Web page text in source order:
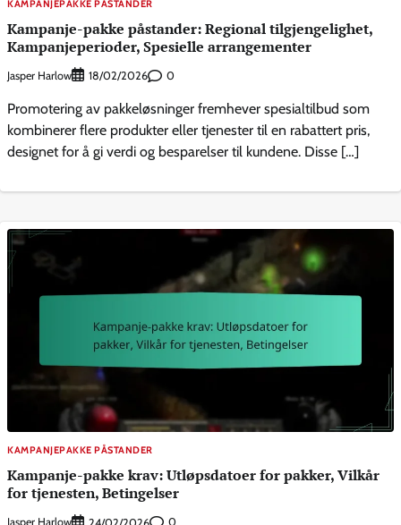
KAMPANJEPAKKE PÅSTANDER
Kampanje-pakke påstander: Regional tilgjengelighet,
Kampanjeperioder, Spesielle arrangementer
Jasper Harlow 18/02/2026 0
Promotering av pakkeløsninger fremhever spesialtilbud som
kombinerer flere produkter eller tjenester til en rabattert pris,
designet for å gi verdi og besparelser til kundene. Disse […]
KAMPANJEPAKKE PÅSTANDER
Kampanje-pakke krav: Utløpsdatoer for pakker, Vilkår
for tjenesten, Betingelser
Jasper Harlow 0